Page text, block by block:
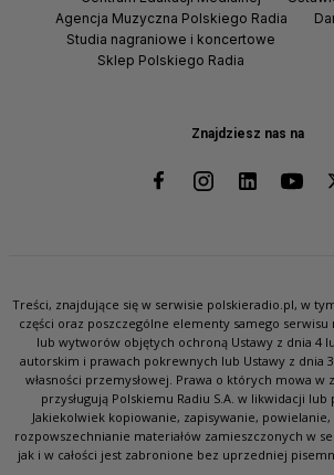
Znajdziesz nas na
Agencja Muzyczna Polskiego Radia
Studia nagraniowe i koncertowe
Sklep Polskiego Radia
Treści, znajdujące się w serwisie polskieradio.pl, w
części oraz poszczególne elementy samego
lub wytworów objętych ochroną Ustawy z dnia 4
autorskim i prawach pokrewnych lub Ustawy z dnia
własności przemysłowej. Prawa o których mowa w
przysługują Polskiemu Radiu S.A. w likwidacji
Jakiekolwiek kopiowanie, zapisywanie,
rozpowszechnianie materiałów zamieszczonych w
jak i w całości jest zabronione bez uprzedniej